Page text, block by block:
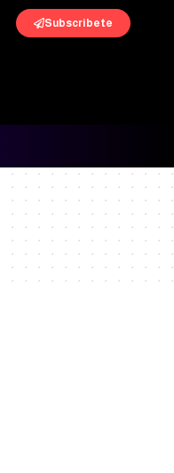
Subscribete